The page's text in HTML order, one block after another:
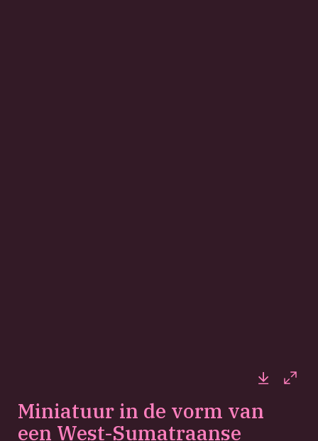
Miniatuur in de vorm van
een West-Sumatraanse